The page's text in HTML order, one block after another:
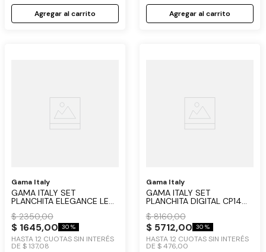
Agregar al carrito Agregar al carrito
Gama Italy
GAMA ITALY SET
PLANCHITA ELEGANCE LED
$ 2350,00
$ 1645,00 30 %
HASTA12 CUOTAS SIN INTERÉS
DE $ 137,08
Gama Italy
GAMA ITALY SET
PLANCHITA DIGITAL CP14
SECADOR DIVA CERAMIC
$ 8160,00
$ 5712,00 30 %
HASTA12 CUOTAS SIN INTERÉS
DE $ 476,00